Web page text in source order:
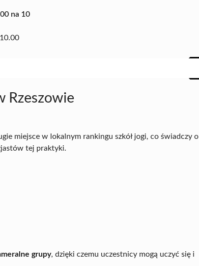
na 10
10.00
Rzeszowie
miejsce w lokalnym rankingu szkół jogi, co świadczy o
tej praktyki.
grupy, dzięki czemu uczestnicy mogą uczyć się i